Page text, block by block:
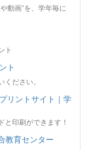
動画”を、学年毎に
ト
ト
ださい。
リントサイト｜学
印刷ができます！
教育センター